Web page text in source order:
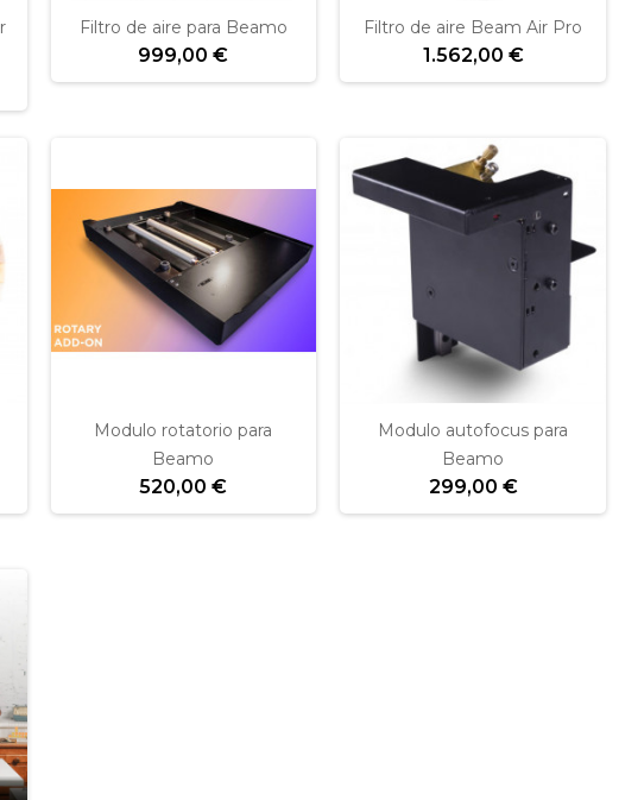
Filtro de aire para Beamo
999,00 €
Filtro de aire Beam Air Pro
1.562,00 €
Modulo rotatorio para
Beamo
520,00 €
Modulo autofocus para
Beamo
299,00 €